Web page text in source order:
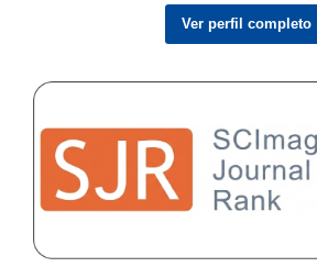
Ver perfil completo